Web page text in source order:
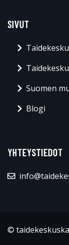
SIVUT
Suomen
Blogi
YHTEYSTIEDOT
©